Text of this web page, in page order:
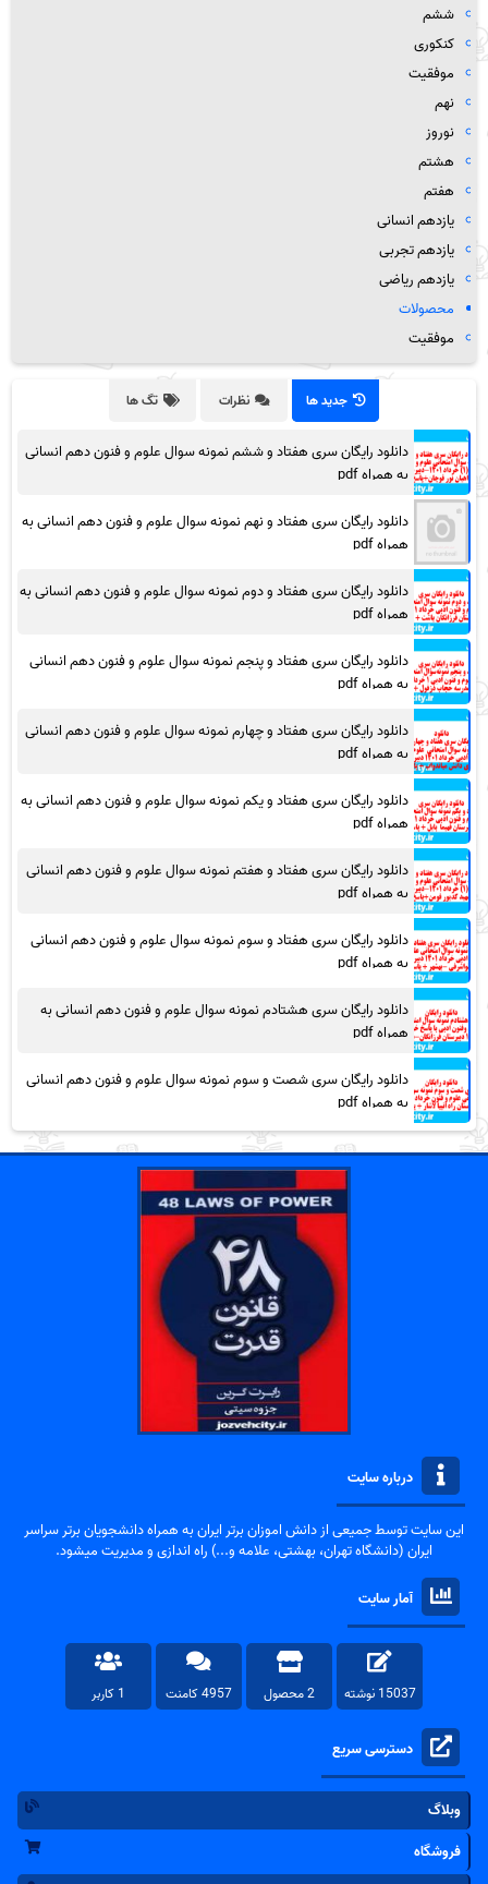
ششم
کنکوری
موفقیت
نهم
نوروز
هشتم
هفتم
یازدهم انسانی
یازدهم تجربی
یازدهم ریاضی
محصولات
موفقیت
جدید ها نظرات تگ ها
دانلود رایگان سری هفتاد و ششم نمونه سوال علوم و فنون دهم انسانی
به همراه pdf
دانلود رایگان سری هفتاد و نهم نمونه سوال علوم و فنون دهم انسانی به
همراه pdf
دانلود رایگان سری هفتاد و دوم نمونه سوال علوم و فنون دهم انسانی به
همراه pdf
دانلود رایگان سری هفتاد و پنجم نمونه سوال علوم و فنون دهم انسانی
به همراه pdf
دانلود رایگان سری هفتاد و چهارم نمونه سوال علوم و فنون دهم انسانی
به همراه pdf
دانلود رایگان سری هفتاد و یکم نمونه سوال علوم و فنون دهم انسانی به
همراه pdf
دانلود رایگان سری هفتاد و هفتم نمونه سوال علوم و فنون دهم انسانی
به همراه pdf
دانلود رایگان سری هفتاد و سوم نمونه سوال علوم و فنون دهم انسانی
به همراه pdf
دانلود رایگان سری هشتادم نمونه سوال علوم و فنون دهم انسانی به
همراه pdf
دانلود رایگان سری شصت و سوم نمونه سوال علوم و فنون دهم انسانی
به همراه pdf
درباره سایت
این سایت توسط جمیعی از دانش اموزان برتر ایران به همراه دانشجویان برتر سراسر
ایران (دانشگاه تهران، بهشتی، علامه و...) راه اندازی و مدیریت میشود.
آمار سایت
15037 نوشته 2 محصول 4957 کامنت 1 کاربر
دسترسی سریع
وبلاگ
فروشگاه